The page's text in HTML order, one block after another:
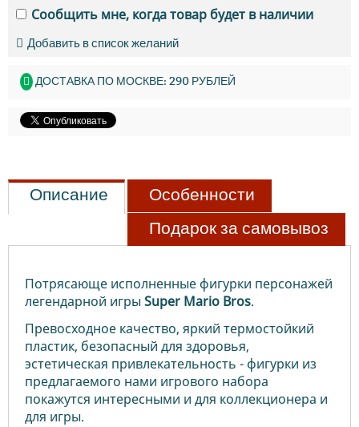
Сообщить мне, когда товар будет в наличии
Добавить в список желаний
ДОСТАВКА ПО МОСКВЕ: 290 РУБЛЕЙ
Описание
Особенности
Подарок за самовывоз
Потрясающе исполненные фигурки персонажей
легендарной игры Super Mario Bros.
Превосходное качество, яркий термостойкий
пластик, безопасный для здоровья,
эстетическая привлекательность - фигурки из
предлагаемого нами игрового набора
покажутся интересными и для коллекционера и
для игры.